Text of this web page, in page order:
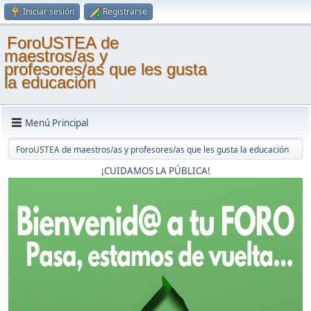
Iniciar sesión Registrarse
ForoUSTEA de
maestros/as y
profesores/as que les gusta
la educación
Menú Principal
ForoUSTEA de maestros/as y profesores/as que les gusta la educación
¡CUIDAMOS LA PÚBLICA!